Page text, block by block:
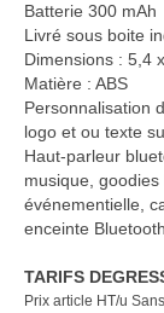
Batterie 300 mAh
Livré sous boite
Dimensions : 5,4
Matière : ABS
Personnalisation
logo et ou texte
Haut-parleur
musique,
événementielle,
enceinte
TARIFS
Prix article HT/u